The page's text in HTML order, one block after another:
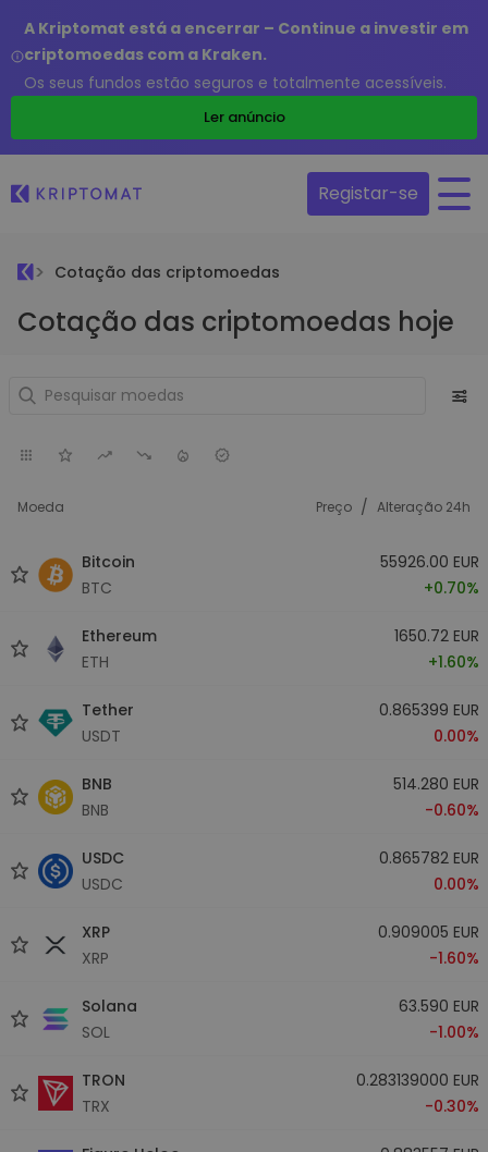
A Kriptomat está a encerrar – Continue a investir em
criptomoedas com a Kraken.
Os seus fundos estão seguros e totalmente acessíveis.
Ler anúncio
Registar-se
Cotação das criptomoedas
Cotação das criptomoedas hoje
Moeda Preço / Alteração 24h
Bitcoin
BTC
55926.00 EUR
+0.70%
Ethereum
ETH
1650.72 EUR
+1.60%
Tether
USDT
0.865399 EUR
0.00%
BNB
BNB
514.280 EUR
-0.60%
USDC
USDC
0.865782 EUR
0.00%
XRP
XRP
0.909005 EUR
-1.60%
Solana
SOL
63.590 EUR
-1.00%
TRON
TRX
0.283139000 EUR
-0.30%